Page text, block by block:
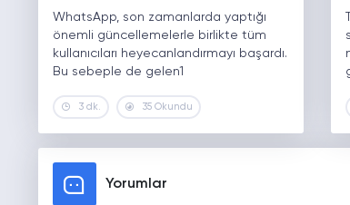
WhatsApp, son zamanlarda yaptığı
önemli güncellemelerle birlikte tüm
kullanıcıları heyecanlandırmayı başardı.
Bu sebeple de gelen1
3 dk. 35 Okundu
Yorumlar